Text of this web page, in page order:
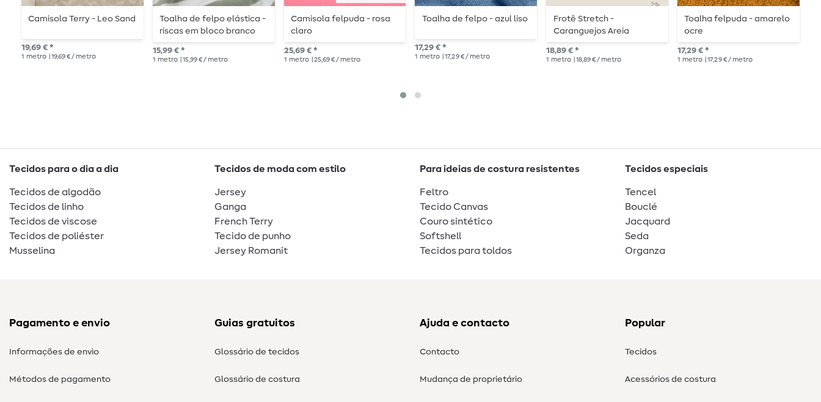
Camisola Terry - Leo Sand
19,69 € *
1 metro | 19,69 € / metro
Toalha de felpo elástica -
riscas em bloco branco
verde
15,99 € *
1 metro | 15,99 € / metro
Camisola felpuda - rosa
claro
25,69 € *
1 metro | 25,69 € / metro
Toalha de felpo - azul liso
17,29 € *
1 metro | 17,29 € / metro
Frotê Stretch -
Caranguejos Areia
18,89 € *
1 metro | 18,89 € / metro
Toalha felpuda - amarelo
ocre
17,29 € *
1 metro | 17,29 € / metro
Tecidos para o dia a dia
Tecidos de algodão
Tecidos de linho
Tecidos de viscose
Tecidos de poliéster
Musselina
Tecidos de moda com estilo
Jersey
Ganga
French Terry
Tecido de punho
Jersey Romanit
Para ideias de costura resistentes
Feltro
Tecido Canvas
Couro sintético
Softshell
Tecidos para toldos
Tecidos especiais
Tencel
Bouclé
Jacquard
Seda
Organza
Pagamento e envio
Informações de envio
Métodos de pagamento
Guias gratuitos
Glossário de tecidos
Glossário de costura
Ajuda e contacto
Contacto
Mudança de proprietário
Popular
Tecidos
Acessórios de costura